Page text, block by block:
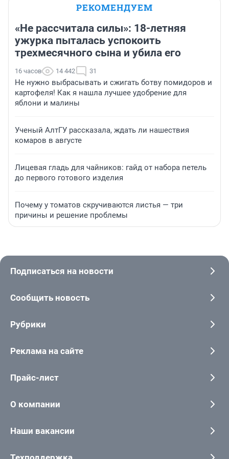
РЕКОМЕНДУЕМ
«Не рассчитала силы»: 18-летняя
ужурка пыталась успокоить
трехмесячного сына и убила его
16 часов 14 442 31
Не нужно выбрасывать и сжигать ботву помидоров и
картофеля! Как я нашла лучшее удобрение для
яблони и малины
Ученый АлтГУ рассказала, ждать ли нашествия
комаров в августе
Лицевая гладь для чайников: гайд от набора петель
до первого готового изделия
Почему у томатов скручиваются листья — три
причины и решение проблемы
Подписаться на новости
Сообщить новость
Рубрики
Реклама на сайте
Прайс-лист
О компании
Наши вакансии